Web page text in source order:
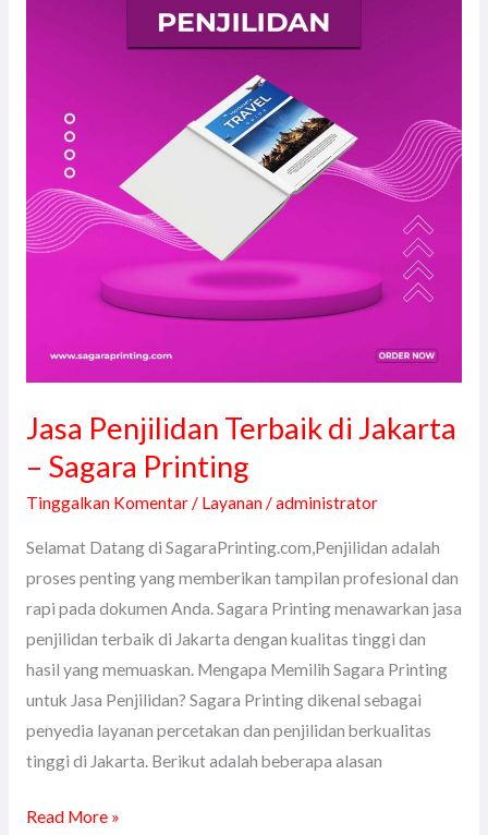
Jasa Penjilidan Terbaik di Jakarta
– Sagara Printing
Tinggalkan Komentar/ Layanan/administrator
Selamat Datang di SagaraPrinting.com,Penjilidan adalah
proses penting yang memberikan tampilan profesional dan
rapi pada dokumen Anda. Sagara Printing menawarkan jasa
penjilidan terbaik di Jakarta dengan kualitas tinggi dan
hasil yang memuaskan. Mengapa Memilih Sagara Printing
untuk Jasa Penjilidan? Sagara Printing dikenal sebagai
penyedia layanan percetakan dan penjilidan berkualitas
tinggi di Jakarta. Berikut adalah beberapa alasan
Sagara
Printing
Read More »